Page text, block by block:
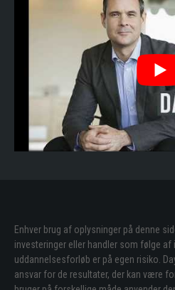
Enhver brug af oplysninger på denne
investeringer eller handler som følge
uddannelsesforløb er på egen risiko.
ansvar for de resultater, der kan være